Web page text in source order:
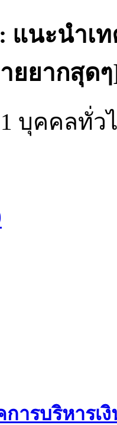
นะนำเท
ยยากสุดๆ
บุคคลทั่ว
ารบริหาร